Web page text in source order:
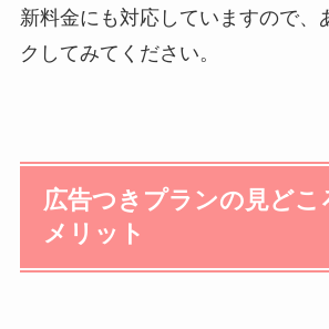
新料金にも対応していますので、
クしてみてください。
広告つきプランの見どこ
メリット